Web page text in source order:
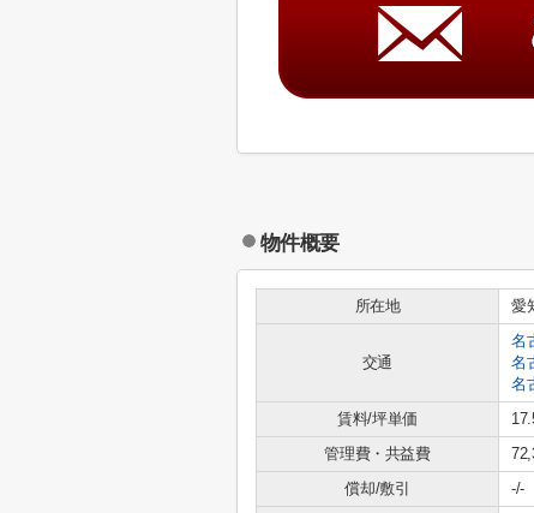
物件概要
所在地 愛
交通
名
名
名
賃料/坪単価
管理費・共益費
償却/敷引
-/-